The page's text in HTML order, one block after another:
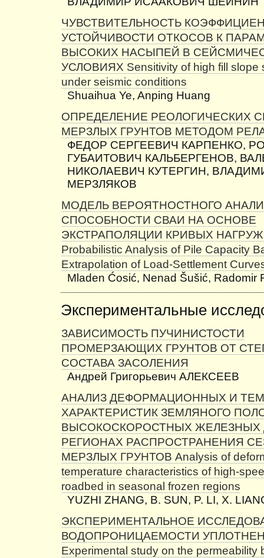
ЧУВСТВИТЕЛЬНОСТЬ
УСТОЙЧИВОСТИ ОТКОСОВ К
ВЫСОКИХ НАСЫПЕЙ В
УСЛОВИЯХ Sensitivity of high fill slope
under seismic conditions
Shuaihua Ye, Anping Huang
ОПРЕДЕЛЕНИЕ РЕОЛОГИЧЕСКИХ
МЕРЗЛЫХ ГРУНТОВ МЕТОДОМ
ФЕДОР СЕРГЕЕВИЧ КАРПЕНКО,
ГУБАИТОВИЧ КАЛЬБЕРГЕНОВ,
НИКОЛАЕВИЧ КУТЕРГИН,
МЕРЗЛЯКОВ
МОДЕЛЬ ВЕРОЯТНОСТНОГО
СПОСОБНОСТИ СВАИ НА ОСНОВЕ
ЭКСТРАПОЛЯЦИИ КРИВЫХ
Probabilistic Analysis of Pile Capacity
Extrapolation of Load-Settlement
Mladen Ćosić, Nenad Šušić, Radomir
Экспериментальные
ЗАВИСИМОСТЬ ПУЧИНИСТОСТИ
ПРОМЕРЗАЮЩИХ ГРУНТОВ ОТ
СОСТАВА ЗАСОЛЕНИЯ
Андрей Григорьевич АЛЕКСЕЕВ
АНАЛИЗ ДЕФОРМАЦИОННЫХ И
ХАРАКТЕРИСТИК ЗЕМЛЯНОГО
ВЫСОКОСКОРОСТНЫХ ЖЕЛЕЗНЫХ
РЕГИОНАХ РАСПРОСТРАНЕНИЯ
МЕРЗЛЫХ ГРУНТОВ Analysis of
temperature characteristics of high-
roadbed in seasonal frozen regions
YUZHI ZHANG, B. SUN, P. LI, X.
ЭКСПЕРИМЕНТАЛЬНОЕ
ВОДОПРОНИЦАЕМОСТИ
Experimental study on the permeability